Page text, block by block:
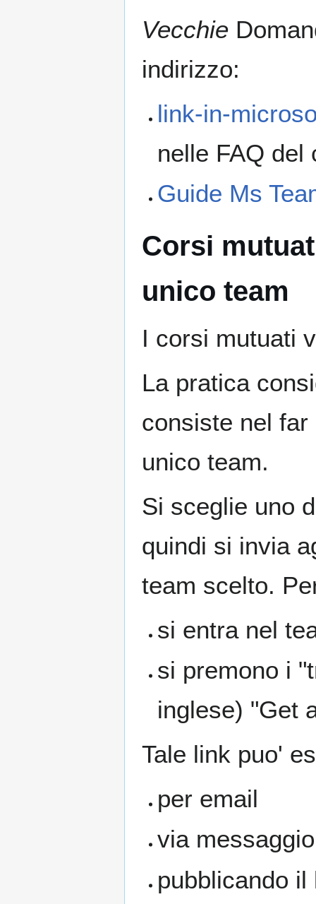
Vecchie
indirizzo:
link-in-
nelle FAQ del
Guide Ms
Corsi
unico team
I corsi mutuati
La pratica
consiste nel
unico team.
Si sceglie uno
quindi si invia
team scelto.
si entra nel
si premono i
inglese) "Get
Tale link puo'
per email
via
pubblicando